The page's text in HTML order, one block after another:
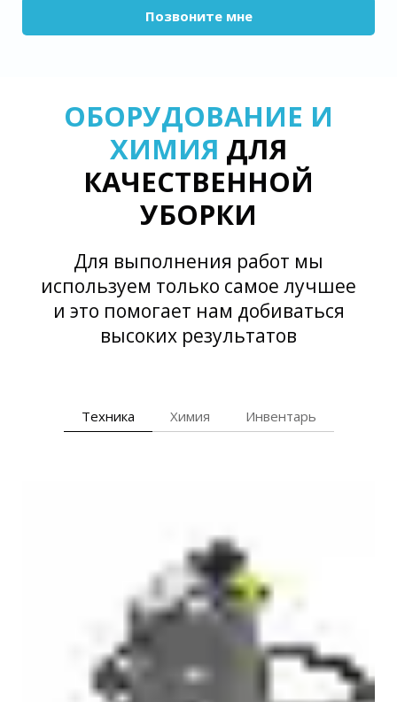
Позвоните мне
ОБОРУДОВАНИЕ И
ХИМИЯ ДЛЯ
КАЧЕСТВЕННОЙ
УБОРКИ
Для выполнения работ мы
используем только самое лучшее
и это помогает нам добиваться
высоких результатов
Техника Химия Инвентарь